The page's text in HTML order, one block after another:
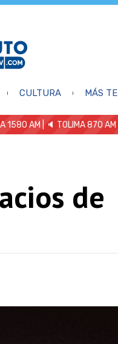
CULTURA MÁS
1580 AM | 🔈 TOLIMA 870 AM
de